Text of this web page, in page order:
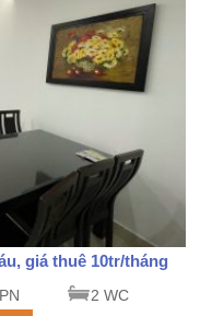
giá thuê 10tr/tháng
2 WC